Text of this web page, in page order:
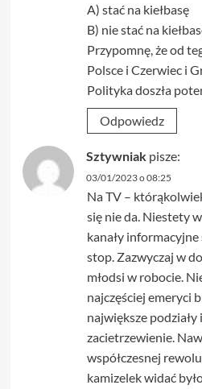
A) stać na kiełbasę
B) nie stać na
Przypomnę, że od
Polsce i Czerwiec i
Polityka doszła
Odpowiedz
Sztywniak pisze:
03/01/2023 o 08:25
Na TV –
się nie da. Niestety
kanały informacyjne
stop. Zazwyczaj w
młodsi w robocie.
najczęściej emeryci
największe podziały
zacietrzewienie.
współczesnej
kamizelek widać